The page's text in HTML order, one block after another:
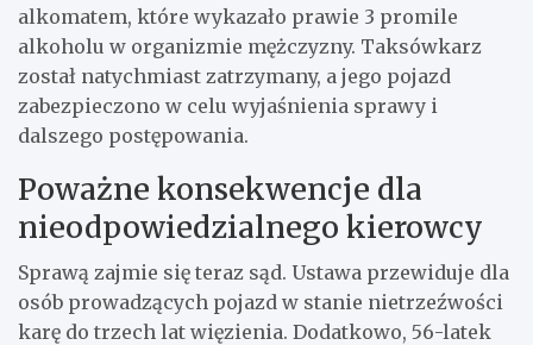
alkomatem, które wykazało prawie 3 promile
alkoholu w organizmie mężczyzny. Taksówkarz
został natychmiast zatrzymany, a jego pojazd
zabezpieczono w celu wyjaśnienia sprawy i
dalszego postępowania.
Poważne konsekwencje dla
nieodpowiedzialnego kierowcy
Sprawą zajmie się teraz sąd. Ustawa przewiduje dla
osób prowadzących pojazd w stanie nietrzeźwości
karę do trzech lat więzienia. Dodatkowo, 56-latek